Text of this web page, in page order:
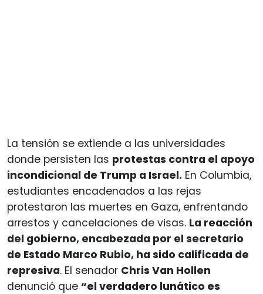
La tensión se extiende a las universidades
donde persisten las protestas contra el apoyo
incondicional de Trump a Israel. En Columbia,
estudiantes encadenados a las rejas
protestaron las muertes en Gaza, enfrentando
arrestos y cancelaciones de visas. La reacción
del gobierno, encabezada por el secretario
de Estado Marco Rubio, ha sido calificada de
represiva. El senador Chris Van Hollen
denunció que “el verdadero lunático es